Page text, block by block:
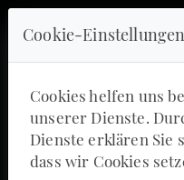
Cookie-Einstellungen
Cookies helfen uns
unserer Dienste.
Dienste erklären Sie
dass wir Cookies